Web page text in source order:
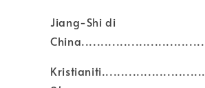
Jiang-Shi di